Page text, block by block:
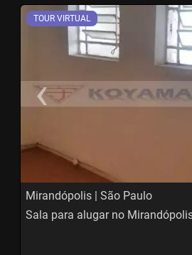
TOUR VIRTUAL
‹
Mirandópolis | São Paulo
Sala para alugar no